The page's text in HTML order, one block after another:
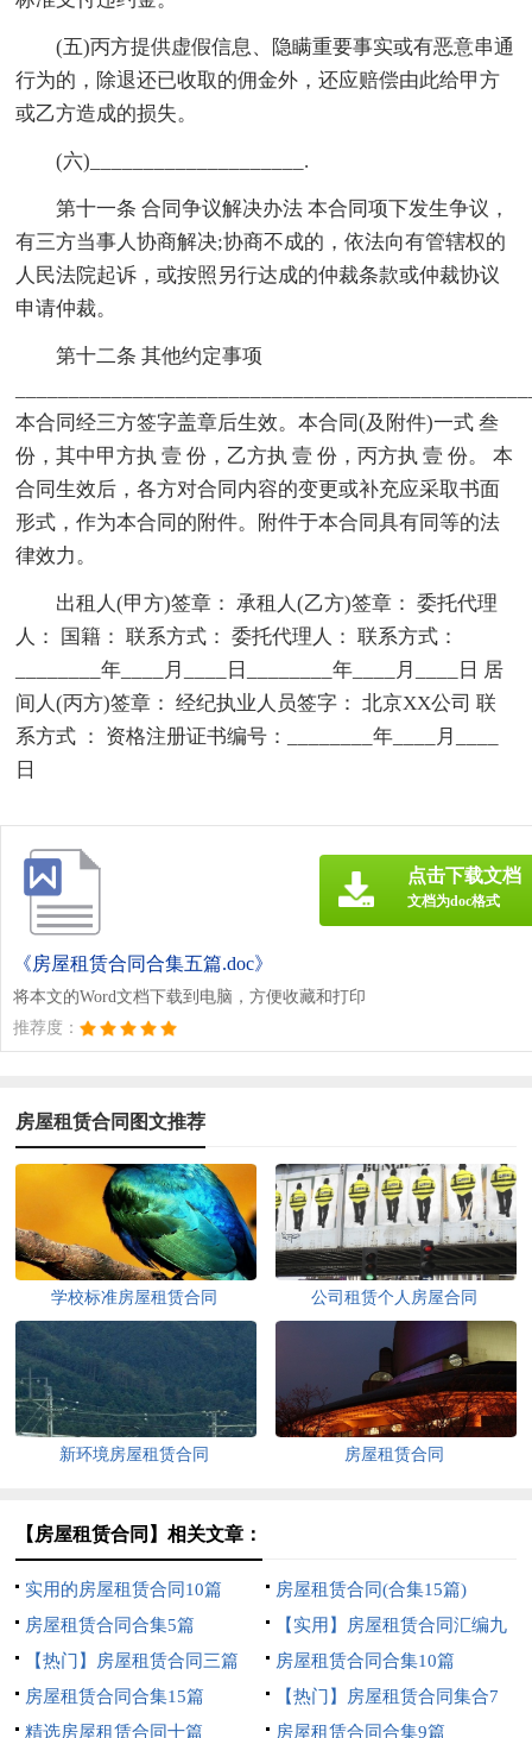
(五)丙方提供虚假信息、隐瞒重要事实或有恶意串通
行为的，除退还已收取的佣金外，还应赔偿由此给甲方
或乙方造成的损失。
(六)____________________.
第十一条 合同争议解决办法 本合同项下发生争议，
有三方当事人协商解决;协商不成的，依法向有管辖权的
人民法院起诉，或按照另行达成的仲裁条款或仲裁协议
申请仲裁。
第十二条 其他约定事项
本合同经三方签字盖章后生效。本合同(及附件)一式 叁
份，其中甲方执 壹 份，乙方执 壹 份，丙方执 壹 份。 本
合同生效后，各方对合同内容的变更或补充应采取书面
形式，作为本合同的附件。附件于本合同具有同等的法
律效力。
出租人(甲方)签章： 承租人(乙方)签章： 委托代理
人： 国籍： 联系方式： 委托代理人： 联系方式：
________年____月____日________年____月____日 居
间人(丙方)签章： 经纪执业人员签字： 北京XX公司 联
系方式 ： 资格注册证书编号：________年____月____
日
《房屋租赁合同合集五篇.doc》
将本文的Word文档下载到电脑，方便收藏和打印
推荐度：
点击下载文档
文档为doc格式
房屋租赁合同图文推荐
学校标准房屋租赁合同 公司租赁个人房屋合同
新环境房屋租赁合同 房屋租赁合同
【房屋租赁合同】相关文章：
实用的房屋租赁合同10篇
房屋租赁合同(合集15篇)
房屋租赁合同合集5篇
【实用】房屋租赁合同汇编九
篇
【热门】房屋租赁合同三篇
房屋租赁合同合集10篇
房屋租赁合同合集15篇
【热门】房屋租赁合同集合7
篇
精选房屋租赁合同十篇 房屋租赁合同合集9篇